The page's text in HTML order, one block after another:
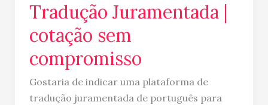
Tradução Juramentada |
cotação sem
compromisso
Gostaria de indicar uma plataforma de
tradução juramentada de português para